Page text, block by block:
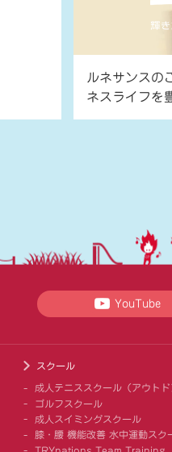
ルネサンスの
ネスライフを
YouTube
スクール
成人テニススクール（アウトド
ゴルフスクール
成人スイミングスクール
膝・腰 機能改善 水中運動スク